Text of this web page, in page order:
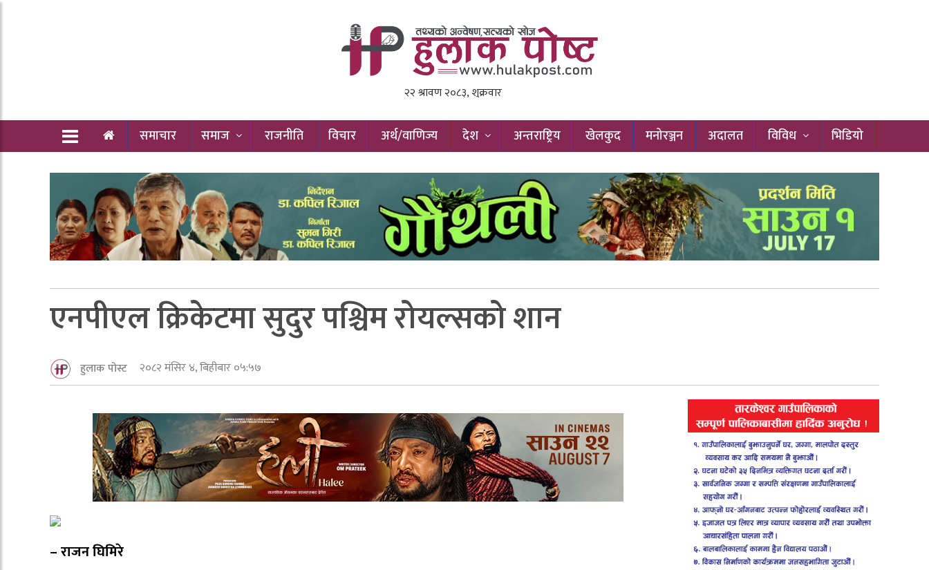
समाचार समाज राजनीति विचार अर्थ/वाणिज्य देश अन्तराष्ट्रिय खेलकुद मनोरञ्जन अदालत विविध भिडियो
एनपीएल क्रिकेटमा सुदुर पश्चिम रोयल्सको शान
हुलाक पोस्ट २०८२ मंसिर ४, बिहीबार ०५:५७
– राजन घिमिरे